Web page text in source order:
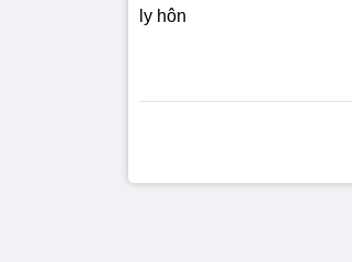
ly hôn